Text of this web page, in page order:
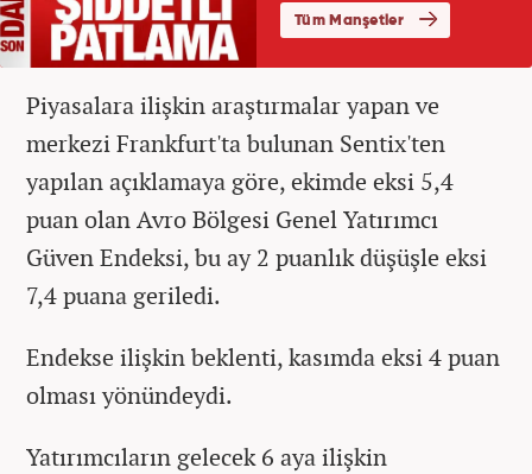
Piyasalara ilişkin araştırmalar yapan ve
merkezi Frankfurt'ta bulunan Sentix'ten
yapılan açıklamaya göre, ekimde eksi 5,4
puan olan Avro Bölgesi Genel Yatırımcı
Güven Endeksi, bu ay 2 puanlık düşüşle eksi
7,4 puana geriledi.
Endekse ilişkin beklenti, kasımda eksi 4 puan
olması yönündeydi.
Yatırımcıların gelecek 6 aya ilişkin